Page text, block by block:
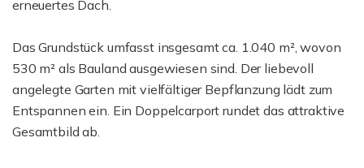
erneuertes Dach.
Das Grundstück umfasst insgesamt ca. 1.040 m², wovon
530 m² als Bauland ausgewiesen sind. Der liebevoll
angelegte Garten mit vielfältiger Bepflanzung lädt zum
Entspannen ein. Ein Doppelcarport rundet das attraktive
Gesamtbild ab.